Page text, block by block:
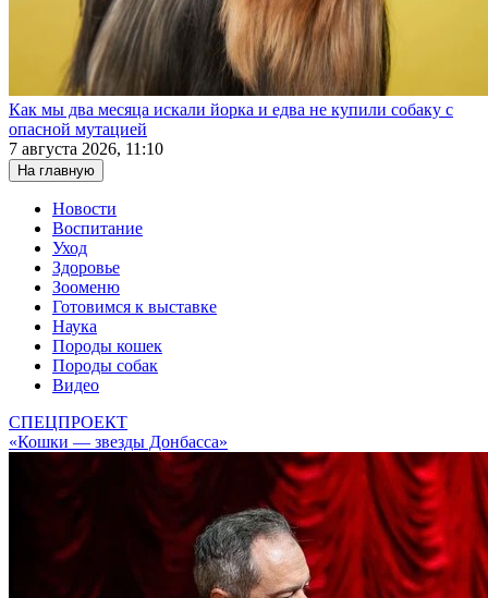
Как мы два месяца искали йорка и едва не купили собаку с
опасной мутацией
7 августа 2026, 11:10
На главную
Новости
Воспитание
Уход
Здоровье
Зооменю
Готовимся к выставке
Наука
Породы кошек
Породы собак
Видео
СПЕЦПРОЕКТ
«Кошки — звезды Донбасса»